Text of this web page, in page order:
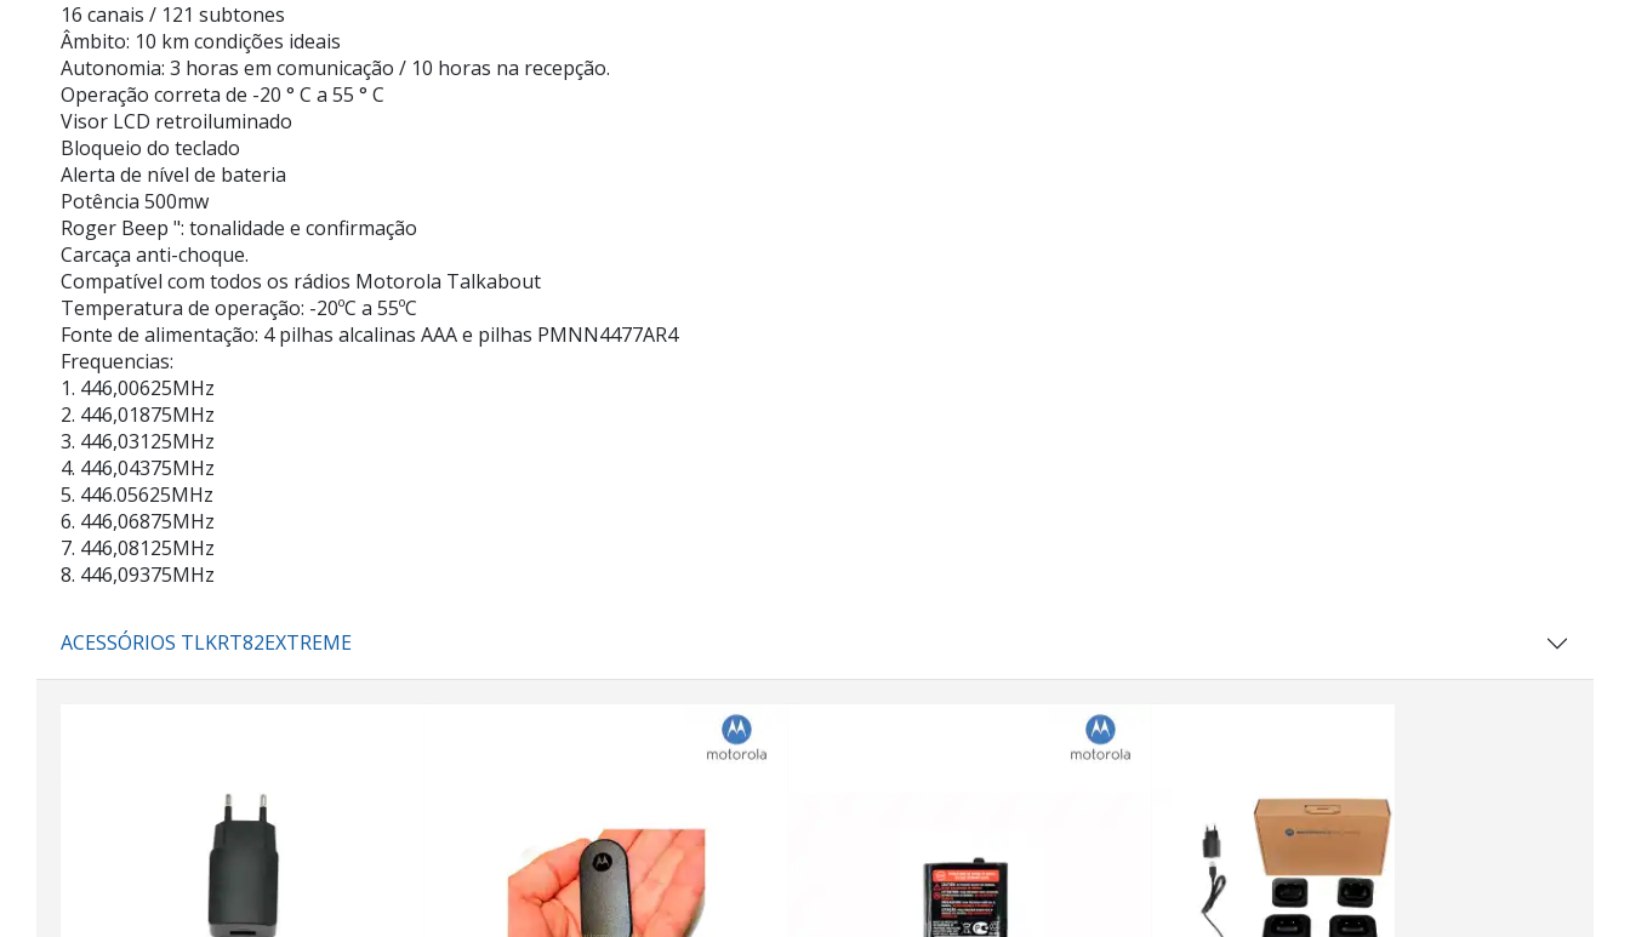
16 canais / 121 subtones
Âmbito: 10 km condições ideais
Autonomia: 3 horas em comunicação / 10 horas na recepção.
Operação correta de -20 ° C a 55 ° C
Visor LCD retroiluminado
Bloqueio do teclado
Alerta de nível de bateria
Potência 500mw
Roger Beep ": tonalidade e confirmação
Carcaça anti-choque.
Compatível com todos os rádios Motorola Talkabout
Temperatura de operação: -20ºC a 55ºC
Fonte de alimentação: 4 pilhas alcalinas AAA e pilhas PMNN4477AR4
Frequencias:
1. 446,00625MHz
2. 446,01875MHz
3. 446,03125MHz
4. 446,04375MHz
5. 446.05625MHz
6. 446,06875MHz
7. 446,08125MHz
8. 446,09375MHz
ACESSÓRIOS TLKRT82EXTREME